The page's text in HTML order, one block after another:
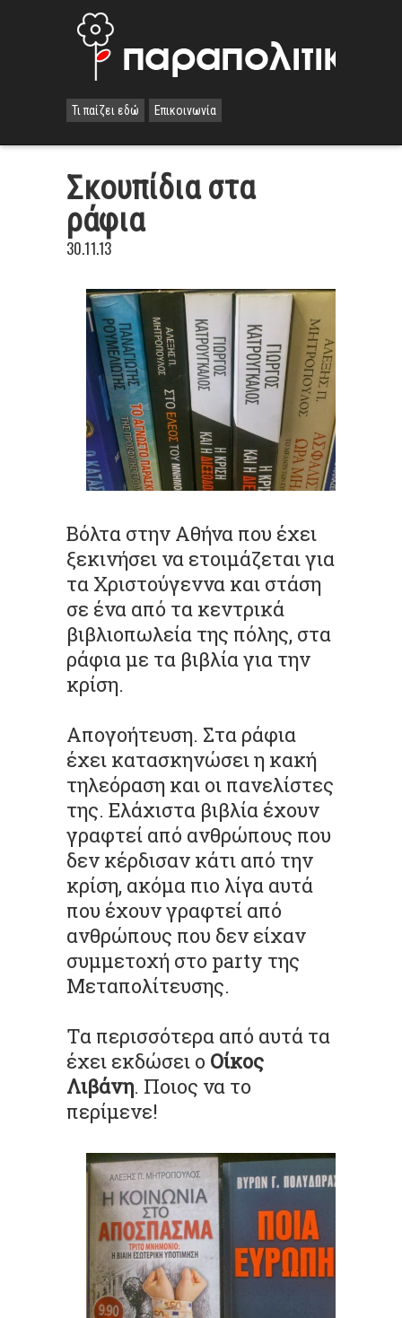
Τι παίζει εδώ Επικοινωνία
Σκουπίδια στα
ράφια
30.11.13
Βόλτα στην Αθήνα που έχει
ξεκινήσει να ετοιμάζεται για
τα Χριστούγεννα και στάση
σε ένα από τα κεντρικά
βιβλιοπωλεία της πόλης, στα
ράφια με τα βιβλία για την
κρίση.
Απογοήτευση. Στα ράφια
έχει κατασκηνώσει η κακή
τηλεόραση και οι πανελίστες
της. Ελάχιστα βιβλία έχουν
γραφτεί από ανθρώπους που
δεν κέρδισαν κάτι από την
κρίση, ακόμα πιο λίγα αυτά
που έχουν γραφτεί από
ανθρώπους που δεν είχαν
συμμετοχή στο party της
Μεταπολίτευσης.
Τα περισσότερα από αυτά τα
έχει εκδώσει ο Οίκος
Λιβάνη. Ποιος να το
περίμενε!